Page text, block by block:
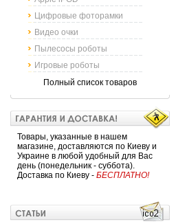
Цифровые фоторамки
Видео очки
Пылесосы роботы
Игровые роботы
Полный список товаров
Товары, указанные в нашем
магазине, доставляются по Киеву и
Украине в любой удобный для Вас
день (понедельник - суббота).
Доставка по Киеву - БЕСПЛАТНО!